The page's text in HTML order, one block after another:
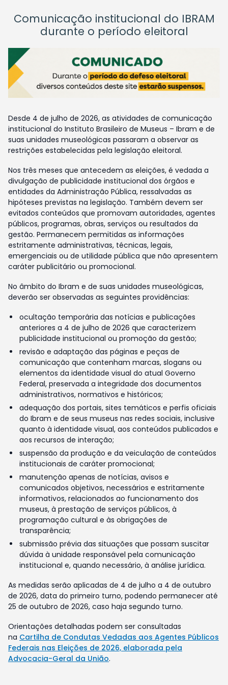
Comunicação institucional do IBRAM
durante o período eleitoral
Desde 4 de julho de 2026, as atividades de comunicação
institucional do Instituto Brasileiro de Museus – Ibram e de
suas unidades museológicas passaram a observar as
restrições estabelecidas pela legislação eleitoral.
Nos três meses que antecedem as eleições, é vedada a
divulgação de publicidade institucional dos órgãos e
entidades da Administração Pública, ressalvadas as
hipóteses previstas na legislação. Também devem ser
evitados conteúdos que promovam autoridades, agentes
públicos, programas, obras, serviços ou resultados da
gestão. Permanecem permitidas as informações
estritamente administrativas, técnicas, legais,
emergenciais ou de utilidade pública que não apresentem
caráter publicitário ou promocional.
No âmbito do Ibram e de suas unidades museológicas,
deverão ser observadas as seguintes providências:
ocultação temporária das notícias e publicações
anteriores a 4 de julho de 2026 que caracterizem
publicidade institucional ou promoção da gestão;
revisão e adaptação das páginas e peças de
comunicação que contenham marcas, slogans ou
elementos da identidade visual do atual Governo
Federal, preservada a integridade dos documentos
administrativos, normativos e históricos;
adequação dos portais, sites temáticos e perfis oficiais
do Ibram e de seus museus nas redes sociais, inclusive
quanto à identidade visual, aos conteúdos publicados e
aos recursos de interação;
suspensão da produção e da veiculação de conteúdos
institucionais de caráter promocional;
manutenção apenas de notícias, avisos e
comunicados objetivos, necessários e estritamente
informativos, relacionados ao funcionamento dos
museus, à prestação de serviços públicos, à
programação cultural e às obrigações de
transparência;
submissão prévia das situações que possam suscitar
dúvida à unidade responsável pela comunicação
institucional e, quando necessário, à análise jurídica.
As medidas serão aplicadas de 4 de julho a 4 de outubro
de 2026, data do primeiro turno, podendo permanecer até
25 de outubro de 2026, caso haja segundo turno.
Orientações detalhadas podem ser consultadas
na Cartilha de Condutas Vedadas aos Agentes Públicos
Federais nas Eleições de 2026, elaborada pela
Advocacia-Geral da União.